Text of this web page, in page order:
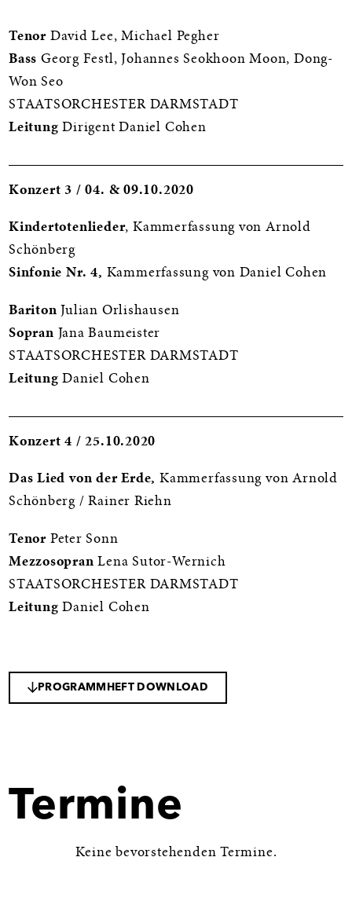
Tenor David Lee, Michael Pegher
Bass Georg Festl, Johannes Seokhoon Moon, Dong-
Won Seo
STAATSORCHESTER DARMSTADT
Leitung Dirigent Daniel Cohen
Konzert 3 / 04. & 09.10.2020
Kindertotenlieder, Kammerfassung von Arnold
Schönberg
Sinfonie Nr. 4, Kammerfassung von Daniel Cohen
Bariton Julian Orlishausen
Sopran Jana Baumeister
STAATSORCHESTER DARMSTADT
Leitung Daniel Cohen
Konzert 4 / 25.10.2020
Das Lied von der Erde,Kammerfassung von Arnold
Schönberg / Rainer Riehn
Tenor Peter Sonn
Mezzosopran Lena Sutor-Wernich
STAATSORCHESTER DARMSTADT
Leitung Daniel Cohen
PROGRAMMHEFT DOWNLOAD
Termine
Keine bevorstehenden Termine.